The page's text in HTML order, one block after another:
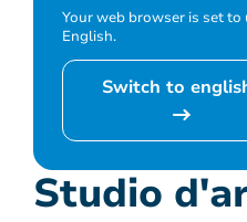
Your web browser is set to
English.
Switch to
et activités
Studio d'art
Cet
Studio